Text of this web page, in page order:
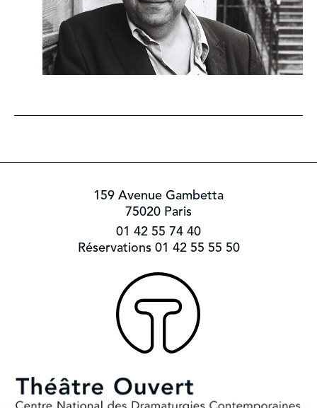
159 Avenue Gambetta
75020 Paris
01 42 55 74 40
Réservations 01 42 55 55 50